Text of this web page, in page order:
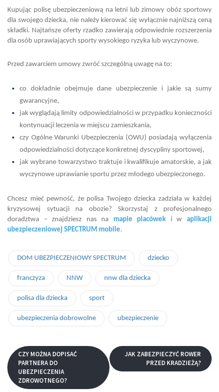
Kupując polisę ubezpieczeniową na letni lub zimowy obóz sportowy
dla swojego dziecka, nie należy kierować się wyłącznie najniższą ceną
składki. Najtańsze oferty rzadko zawierają odpowiednie rozszerzenia
dla osób uprawiających sporty wysokiego ryzyka lub wyczynowe.
Przed zawarciem umowy zwróć szczególną uwagę na to:
co dokładnie obejmuje dane ubezpieczenie i jakie są sumy
gwarancyjne,
jak wyglądają limity odpowiedzialności w przypadku konieczności
kontynuacji leczenia w miejscu zamieszkania,
czy Ogólne Warunki Ubezpieczenia (OWU) posiadają wyłączenia
odpowiedzialności dotyczące konkretnej dyscypliny sportowej,
jak wybrane towarzystwo traktuje i kwalifikuje amatorskie, a jak
wyczynowe uprawianie sportu przez młodego ubezpieczonego.
Chcesz mieć pewność, że polisa Twojego dziecka zadziała w każdej
kryzysowej sytuacji na obozie? Skorzystaj z profesjonalnego
doradztwa – znajdziesz nas na mapie placówek i waplikacji
ubezpieczeniowej SPECTRUM mobile.
DOM UBEZPIECZENIOWY SPECTRUM dziecko
franczyza NNW nnw dla dziecka
polisa dla dziecka sport
ubezpieczenia dobrowolne ubezpieczenie
CZY MOŻNA DOPISAĆ
PARTNERA DO
UBEZPIECZENIA
ZDROWOTNEGO?
JAK ZABEZPIECZYĆ ROWER
PRZED KRADZIEŻĄ?